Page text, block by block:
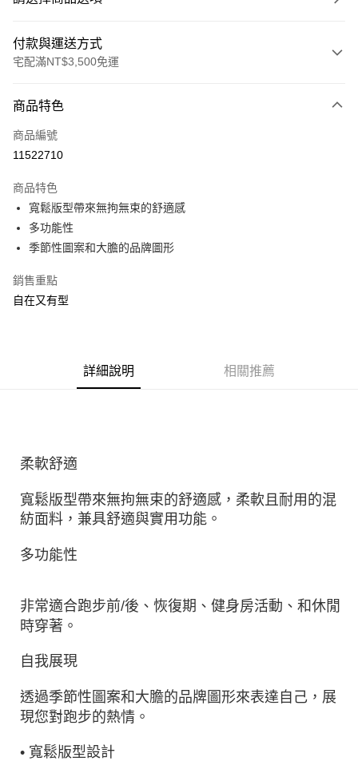
付款與運送方式
宅配滿NT$3,500免運
信用卡一次付款
ATM付款
運送方式
宅配
每筆NT$100，滿NT$3,500(含以上)免運費
商品特色
商品編號
11522710
商品特色
寬鬆版型帶來無拘無束的舒適感
多功能性
季節性圖案和大膽的品牌圖形
銷售重點
自在又有型
詳細說明 相關推薦
柔軟舒適
寬鬆版型帶來無拘無束的舒適感，柔軟且耐用的混
紡面料，兼具舒適與實用功能。
多功能性
非常適合跑步前/後、恢復期、健身房活動、和休閒
時穿著。
自我展現
透過季節性圖案和大膽的品牌圖形來表達自己，展
現您對跑步的熱情。
• 寬鬆版型設計